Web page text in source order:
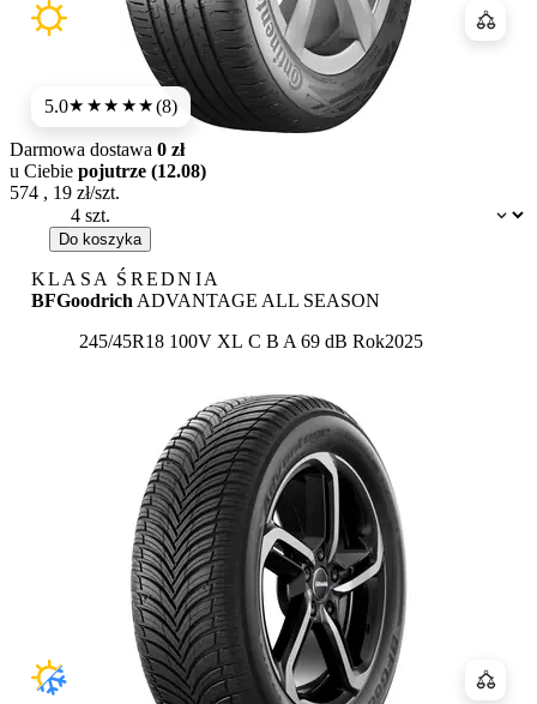
5.0★★★★★(8)
Dostępność:
Darmowa dostawa 0 zł
u Ciebie pojutrze (12.08)
574 , 19 zł/szt.
Do koszyka
KLASA ŚREDNIA
BFGoodrich ADVANTAGE ALL SEASON
245/45R18 100V XL Etykieta:
C B A 69 dB Rok2025